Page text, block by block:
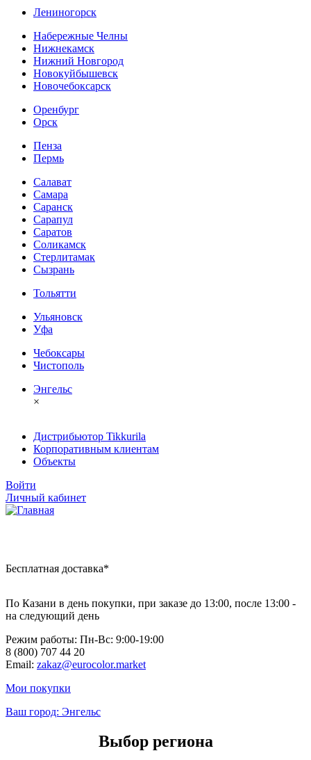
Лениногорск
Набережные Челны
Нижнекамск
Нижний Новгород
Новокуйбышевск
Новочебоксарск
Оренбург
Орск
Пенза
Пермь
Салават
Самара
Саранск
Сарапул
Саратов
Соликамск
Стерлитамак
Сызрань
Тольятти
Ульяновск
Уфа
Чебоксары
Чистополь
Энгельс
×
Дистрибьютор Tikkurila
Корпоративным клиентам
Объекты
Войти
Личный кабинет
Бесплатная доставка*
По Казани в день покупки, при заказе до 13:00, после 13:00 -
на следующий день
Режим работы: Пн-Вc: 9:00-19:00
8 (800) 707 44 20
Email: zakaz@eurocolor.market
Мои покупки
Ваш город: Энгельс
Выбор региона